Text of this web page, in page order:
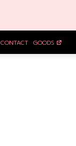
CONTACT GOODS